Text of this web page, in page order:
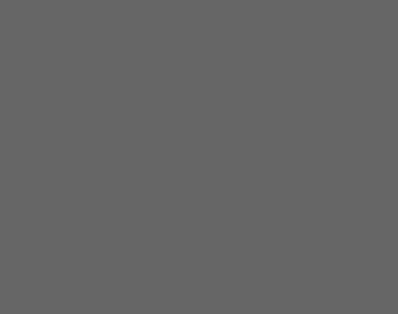
danych na podstawie
oparciu o stosowną podstawę
zbierane są przez naszych
ich przetwarzania. Możesz
praw wymienionych
podstawie prawnej.
do Twoich zainteresowań,
umów o ich świadczenie